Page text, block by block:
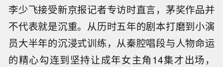
李少飞接受新京报记者专访时直言，茅奖作品并
不代表就是沉重。从历时五年的剧本打磨到小演
员大半年的沉浸式训练，从秦腔唱段与人物命运
的精心勾连到坚持让成年女主角14集才出场，